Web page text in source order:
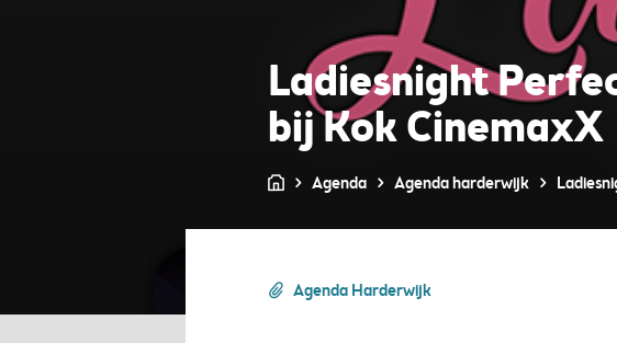
Ladiesnight
bij Kok CinemaxX
Agenda Agenda harderwijk
Agenda Harderwijk